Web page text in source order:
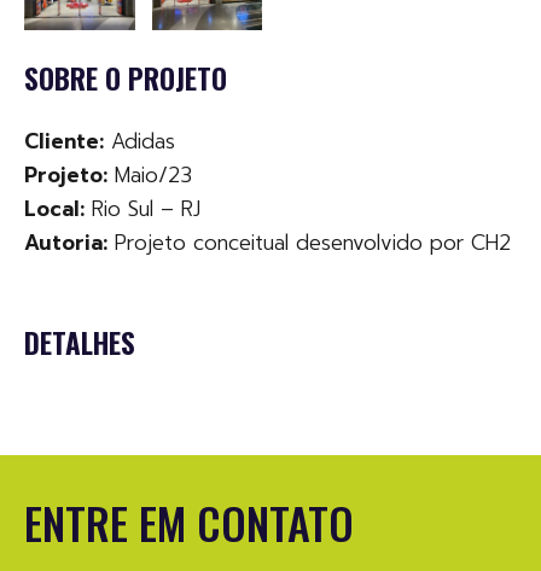
SOBRE O PROJETO
Cliente: Adidas
Projeto: Maio/23
Local: Rio Sul – RJ
Autoria: Projeto conceitual desenvolvido por CH2
DETALHES
ENTRE EM CONTATO